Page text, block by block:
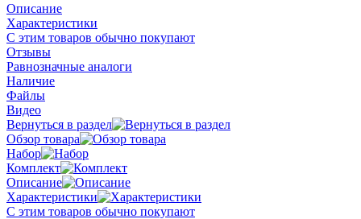
Описание
Характеристики
С этим товаров обычно покупают
Отзывы
Равнозначные аналоги
Наличие
Файлы
Видео
Вернуться в раздел
Обзор товара
Набор
Комплект
Описание
Характеристики
С этим товаров обычно покупают